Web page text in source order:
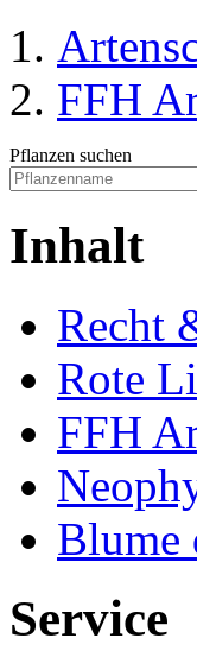
FFH
Pflanzen suchen
Inhalt
Recht
Rote
FFH
Blume
Service